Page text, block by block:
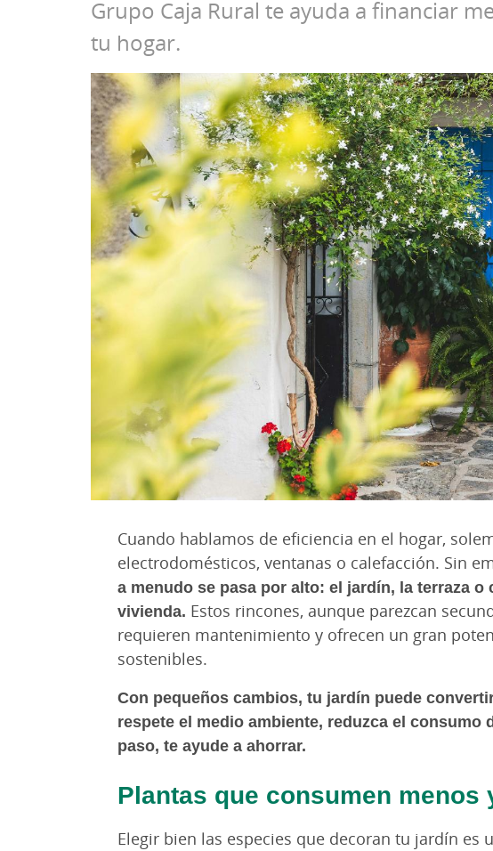
Grupo Caja Rural te ayuda a financiar
tu hogar.
Cuando hablamos de eficiencia en el hogar,
electrodomésticos, ventanas o calefacción. Sin
a menudo se pasa por alto: el jardín, la terraza
vivienda. Estos rincones, aunque parezcan
requieren mantenimiento y ofrecen un gran
sostenibles.
Con pequeños cambios, tu jardín puede
respete el medio ambiente, reduzca el consumo
paso, te ayude a ahorrar.
Plantas que consumen menos
Elegir bien las especies que decoran tu jardín es